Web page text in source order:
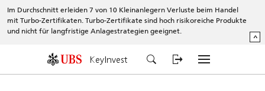
Im Durchschnitt erleiden 7 von 10 Kleinanlegern Verluste beim Handel
mit Turbo-Zertifikaten. Turbo-Zertifikate sind hoch risikoreiche Produkte
und nicht für langfristige Anlagestrategien geeignet.
^
KeyInvest